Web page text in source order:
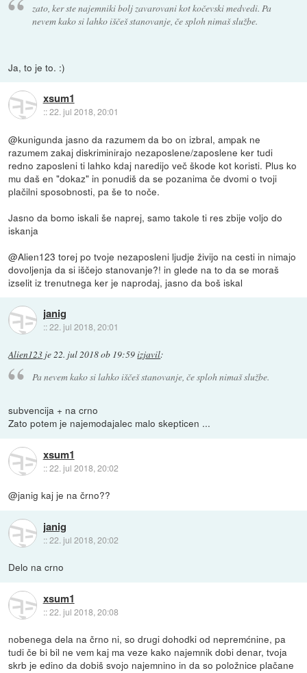
zato, ker ste najemniki bolj zavarovani kot kočevski medvedi. Pa
nevem kako si lahko iščeš stanovanje, če sploh nimaš službe.
Ja, to je to. :)
xsum1
::22. jul 2018, 20:01
@kunigunda jasno da razumem da bo on izbral, ampak ne
razumem zakaj diskriminirajo nezaposlene/zaposlene ker tudi
redno zaposleni ti lahko kdaj naredijo več škode kot koristi. Plus ko
mu daš en "dokaz" in ponudiš da se pozanima če dvomi o tvoji
plačilni sposobnosti, pa še to noče.
Jasno da bomo iskali še naprej, samo takole ti res zbije voljo do
iskanja
@Alien123 torej po tvoje nezaposleni ljudje živijo na cesti in nimajo
dovoljenja da si iščejo stanovanje?! in glede na to da se moraš
izselit iz trenutnega ker je naprodaj, jasno da boš iskal
janig
::22. jul 2018, 20:01
Alien123 je22. jul 2018 ob 19:59izjavil:
Pa nevem kako si lahko iščeš stanovanje, če sploh nimaš službe.
subvencija + na crno
Zato potem je najemodajalec malo skepticen ...
xsum1
::22. jul 2018, 20:02
@janig kaj je na črno??
janig
::22. jul 2018, 20:02
Delo na crno
xsum1
::22. jul 2018, 20:08
nobenega dela na črno ni, so drugi dohodki od nepremćnine, pa
tudi če bi bil ne vem kaj ma veze kako najemnik dobi denar, tvoja
skrb je edino da dobiš svojo najemnino in da so položnice plačane